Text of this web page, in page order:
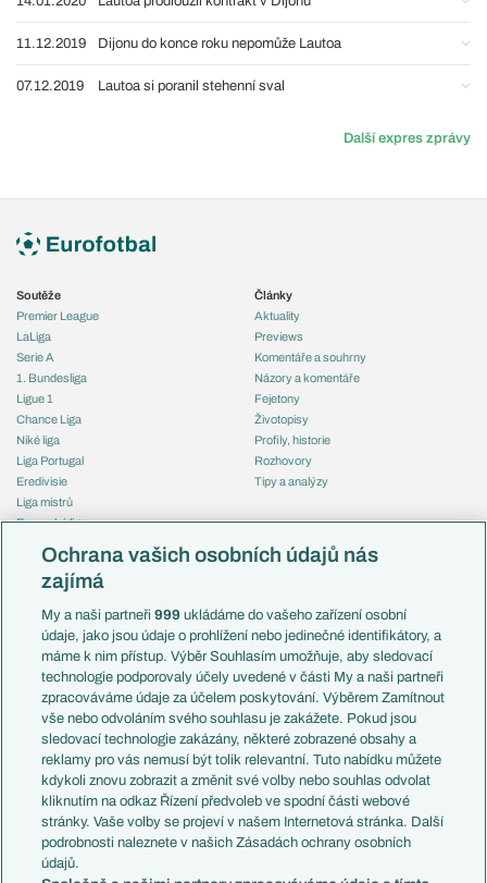
11.12.2019 Dijonu do konce roku nepomůže Lautoa
07.12.2019 Lautoa si poranil stehenní sval
Další expres zprávy
Soutěže
Premier League
LaLiga
Serie A
1. Bundesliga
Ligue 1
Chance Liga
Niké liga
Liga Portugal
Eredivisie
Liga mistrů
Evropská liga
Mistrovství světa
Liga národů
Témata
Představení týmů MS
EuroSkauting
PL v kostce
Evropské koeficienty
Přestupy
Přestupové spekulace
Zranění
Kluby
Arsenal FC
Chelsea FC
Články
Aktuality
Previews
Komentáře a souhrny
Názory a komentáře
Fejetony
Životopisy
Profily, historie
Rozhovory
Tipy a analýzy
Česko
Francie
Itálie
Německo
Španělsko
Argentina
Brazílie
Přestupy
Zápasy
Livescore
Tipovací soutěž
Ochrana vašich osobních údajů nás
zajímá
My a naši partneři999 ukládáme do vašeho zařízení osobní
údaje, jako jsou údaje o prohlížení nebo jedinečné identifikátory, a
máme k nim přístup. Výběr Souhlasím umožňuje, aby sledovací
technologie podporovaly účely uvedené v části My a naši partneři
zpracováváme údaje za účelem poskytování. Výběrem Zamítnout
vše nebo odvoláním svého souhlasu je zakážete. Pokud jsou
sledovací technologie zakázány, některé zobrazené obsahy a
reklamy pro vás nemusí být tolik relevantní. Tuto nabídku můžete
kdykoli znovu zobrazit a změnit své volby nebo souhlas odvolat
kliknutím na odkaz Řízení předvoleb ve spodní části webové
stránky. Vaše volby se projeví v našem Internetová stránka. Další
podrobnosti naleznete v našich Zásadách ochrany osobních
údajů.